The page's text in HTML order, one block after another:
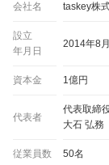
会社名 taskey株
設立
年月日
2014年8
資本金 1億円
代表者
代表取締
大石 弘務
従業員数 50名